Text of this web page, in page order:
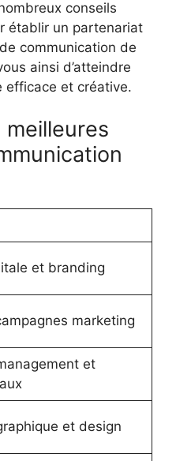
conseils
établir un partenariat
communication de
ainsi d’atteindre
efficace et créative.
et branding
marketing
et
et design